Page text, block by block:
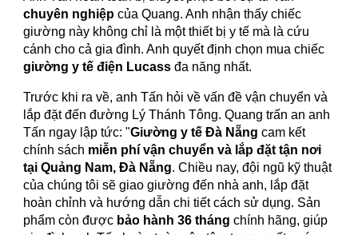
chuyên nghiệp của Quang. Anh nhận thấy chiếc
giường này không chỉ là một thiết bị y tế mà là cứu
cánh cho cả gia đình. Anh quyết định chọn mua chiếc
giường y tế điện Lucass đa năng nhất.
Trước khi ra về, anh Tấn hỏi về vấn đề vận chuyển và
lắp đặt đến đường Lý Thánh Tông. Quang trấn an anh
Tấn ngay lập tức: "Giường y tế Đà Nẵng cam kết
chính sách miễn phí vận chuyển và lắp đặt tận nơi
tại Quảng Nam, Đà Nẵng. Chiều nay, đội ngũ kỹ thuật
của chúng tôi sẽ giao giường đến nhà anh, lắp đặt
hoàn chỉnh và hướng dẫn chi tiết cách sử dụng. Sản
phẩm còn được bảo hành 36 tháng chính hãng, giúp